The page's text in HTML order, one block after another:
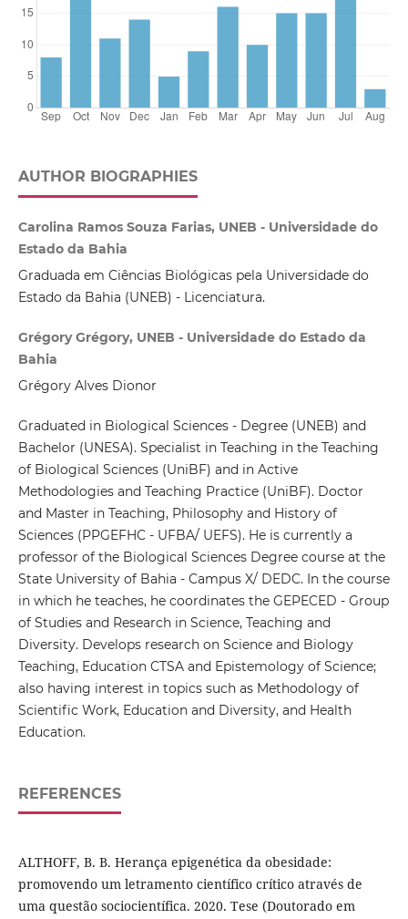
AUTHOR BIOGRAPHIES
Carolina Ramos Souza Farias, UNEB - Universidade do
Estado da Bahia
Graduada em Ciências Biológicas pela Universidade do
Estado da Bahia (UNEB) - Licenciatura.
Grégory Grégory, UNEB - Universidade do Estado da
Bahia
Grégory Alves Dionor
Graduated in Biological Sciences - Degree (UNEB) and
Bachelor (UNESA). Specialist in Teaching in the Teaching
of Biological Sciences (UniBF) and in Active
Methodologies and Teaching Practice (UniBF). Doctor
and Master in Teaching, Philosophy and History of
Sciences (PPGEFHC - UFBA/ UEFS). He is currently a
professor of the Biological Sciences Degree course at the
State University of Bahia - Campus X/ DEDC. In the course
in which he teaches, he coordinates the GEPECED - Group
of Studies and Research in Science, Teaching and
Diversity. Develops research on Science and Biology
Teaching, Education CTSA and Epistemology of Science;
also having interest in topics such as Methodology of
Scientific Work, Education and Diversity, and Health
Education.
REFERENCES
ALTHOFF, B. B. Herança epigenética da obesidade:
promovendo um letramento científico crítico através de
uma questão sociocientífica. 2020. Tese (Doutorado em